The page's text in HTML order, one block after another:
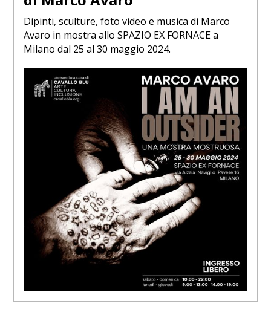
Dipinti, sculture, foto video e musica di Marco
Avaro in mostra allo SPAZIO EX FORNACE a
Milano dal 25 al 30 maggio 2024.